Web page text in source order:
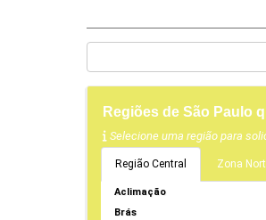
Regiões de São Paulo
Selecione uma região para
Região Central Zona
Aclimação
Brás